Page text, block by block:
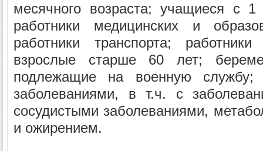
месячного возраста; учащиеся с
работники медицинских и
работники транспорта;
взрослые старше 60 лет;
подлежащие на военную службу;
заболеваниями, в т.ч. с
сосудистыми заболеваниями,
и ожирением.